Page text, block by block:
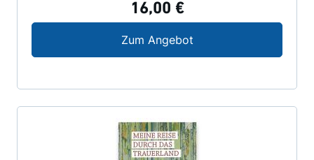
16,00 €
Zum AngebotDa habe ich dich